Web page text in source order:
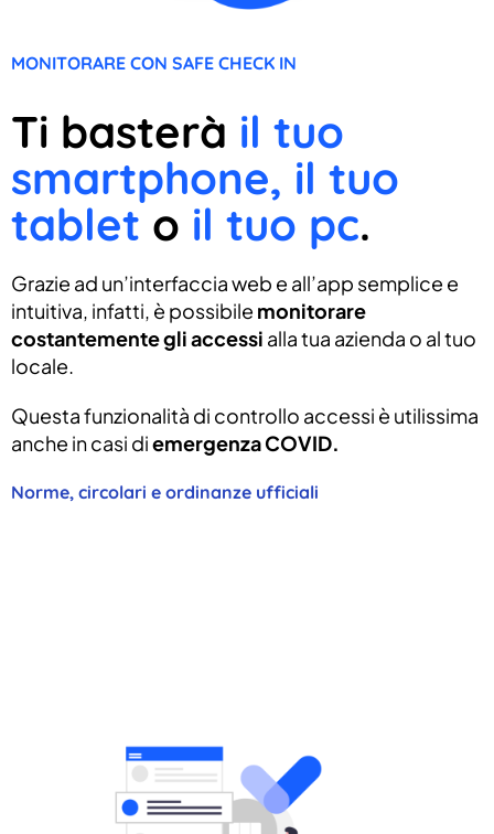
MONITORARE CON SAFE CHECK IN
Ti basterà il tuo
smartphone, il tuo
tablet o il tuo pc.
Grazie ad un’interfaccia web e all’app semplice e
intuitiva, infatti, è possibile monitorare
costantemente gli accessi alla tua azienda o al tuo
locale.
Questa funzionalità di controllo accessi è utilissima
anche in casi diemergenza COVID.
Norme, circolari e ordinanze ufficiali